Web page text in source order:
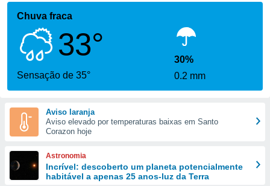
foi
fornecidas
a este
das
e
forma
digital
Chuva fraca
33°
Sensação de 35°
30%
0.2 mm
Aviso laranja
Aviso elevado por temperaturas baixas em Santo
Corazon hoje
Astronomia
Incrível: descoberto um planeta potencialmente
habitável a apenas 25 anos-luz da Terra